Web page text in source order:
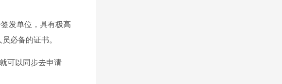
发单位，具有极高
必备的证书。
可以同步去申请